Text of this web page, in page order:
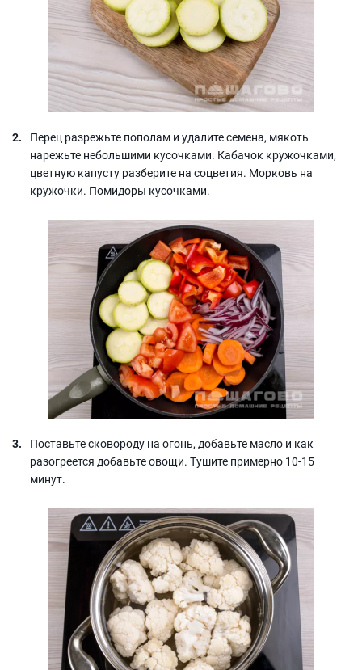
Перец разрежьте пополам и удалите семена, мякоть
нарежьте небольшими кусочками. Кабачок кружочками,
цветную капусту разберите на соцветия. Морковь на
кружочки. Помидоры кусочками.
Поставьте сковороду на огонь, добавьте масло и как
разогреется добавьте овощи. Тушите примерно 10-15
минут.